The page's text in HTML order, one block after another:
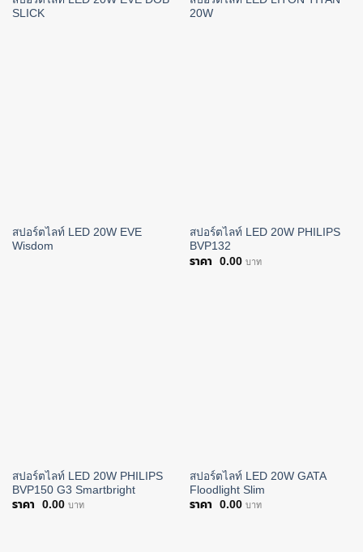
SLICK
20W
สปอร์ตไลท์ LED 20W EVE
Wisdom
สปอร์ตไลท์ LED 20W PHILIPS
BVP132
0.00 บาท
สปอร์ตไลท์ LED 20W PHILIPS
BVP150 G3 Smartbright
0.00 บาท
สปอร์ตไลท์ LED 20W GATA
Floodlight Slim
0.00 บาท